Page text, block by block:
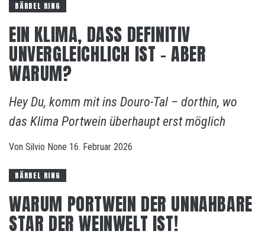
BÄRBEL RING
EIN KLIMA, DASS DEFINITIV
UNVERGLEICHLICH IST – ABER
WARUM?
Hey Du, komm mit ins Douro-Tal – dorthin, wo
das Klima Portwein überhaupt erst möglich
Von Silvio None 16. Februar 2026
BÄRBEL RING
WARUM PORTWEIN DER UNNAHBARE
STAR DER WEINWELT IST!